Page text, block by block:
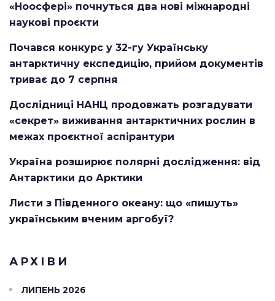
«Ноосфері» почнуться два нові міжнародні
наукові проєкти
Почався конкурс у 32-гу Українську
антарктичну експедицію, прийом документів
триває до 7 серпня
Дослідниці НАНЦ продовжать розгадувати
«секрет» виживання антарктичних рослин в
межах проєктної аспірантури
Україна розширює полярні дослідження: від
Антарктики до Арктики
Листи з Південного океану: що «пишуть»
українським вченим аргобуї?
АРХІВИ
ЛИПЕНЬ 2026